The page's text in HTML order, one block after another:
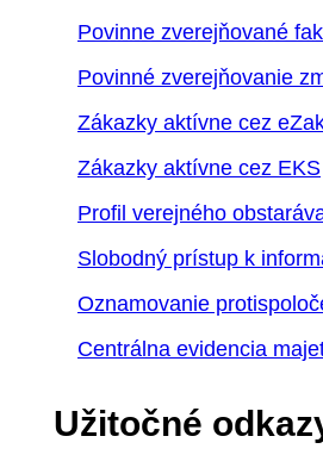
Povinne zverejňované
Povinné zverejňovanie
Zákazky aktívne cez
Zákazky aktívne cez EKS
Profil verejného
Slobodný prístup k
Oznamovanie
Centrálna evidencia
Užitočné